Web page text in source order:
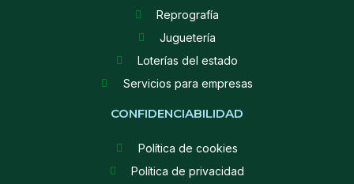
Reprografía
Juguetería
Loterías del estado
Servicios para empresas
CONFIDENCIABILIDAD
Política de cookies
Política de privacidad